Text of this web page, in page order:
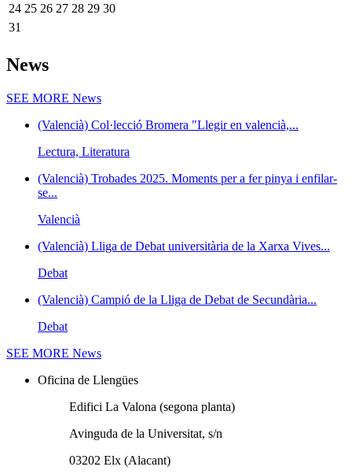
24 25 26 27 28 29 30
31
News
SEE MORE News
(Valencià) Col·lecció Bromera "Llegir en valencià,...
Lectura, Literatura
(Valencià) Trobades 2025. Moments per a fer pinya i enfilar-
se...
Valencià
(Valencià) Lliga de Debat universitària de la Xarxa Vives...
Debat
(Valencià) Campió de la Lliga de Debat de Secundària...
Debat
SEE MORE News
Oficina de Llengües
Edifici La Valona (segona planta)
Avinguda de la Universitat, s/n
03202 Elx (Alacant)